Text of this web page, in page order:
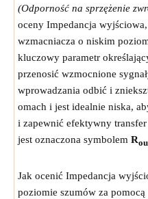
(Odporność na sprzężenie
oceny Impedancja
wzmacniacza o niskim
kluczowy parametr
przenosić wzmocnione
wprowadzania odbić i
omach i jest idealnie niska,
i zapewnić efektywny
jest oznaczona symbolem R
Jak ocenić Impedancja
poziomie szumów za